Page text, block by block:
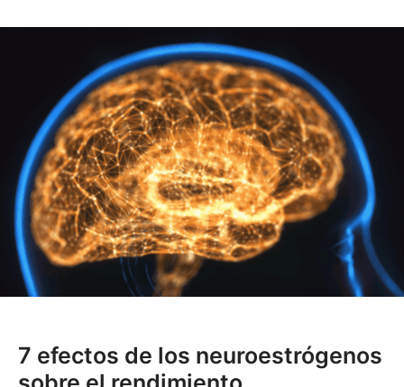
7 efectos de los neuroestrógenos